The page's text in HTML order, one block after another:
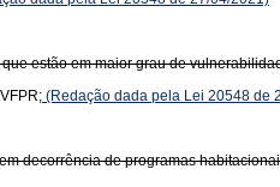
estão em maior grau de
(Redação dada pela Lei 20548 de
decorrência de programas